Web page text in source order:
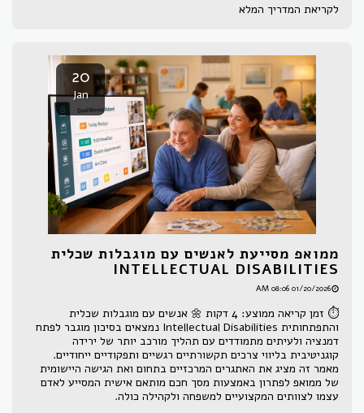
לקריאת המדריך המלא
20
Jan
ממואפ מסייעת לאנשים עם מוגבלות שכלית
INTELLECTUAL DISABILITIES
01/20/2026 08:06 AM
⏱ זמן קריאה ממוצע: 4 דקות 🌼 אנשים עם מוגבלות שכלית
והתפתחותית Intellectual Disabilities נמצאים בסיכון מוגבר לפתח
דמנציה ולעיתים מתמודדים עם תהליך מורכב יותר של ירידה
קוגניטיבית בליווי צרכים תקשורתיים רגשיים ותפקודיים ייחודיים.
מאמר זה מציג את האתגרים המרכזיים בתחום ואת הגישה היישומית
של ממואפ לפתרון באמצעות מסך חכם מותאם אישית המסייע לאדם
עצמו לצוותים המקצועיים למשפחה ולקהילה כולה.